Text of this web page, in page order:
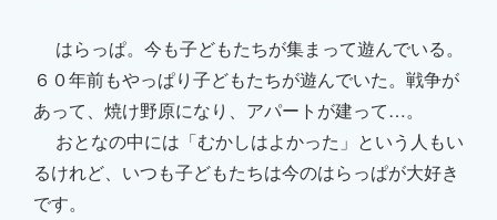
はらっぱ。今も子どもたちが集まって遊んでいる。
６０年前もやっぱり子どもたちが遊んでいた。戦争が
あって、焼け野原になり、アパートが建って…。
おとなの中には「むかしはよかった」という人もい
るけれど、いつも子どもたちは今のはらっぱが大好き
です。